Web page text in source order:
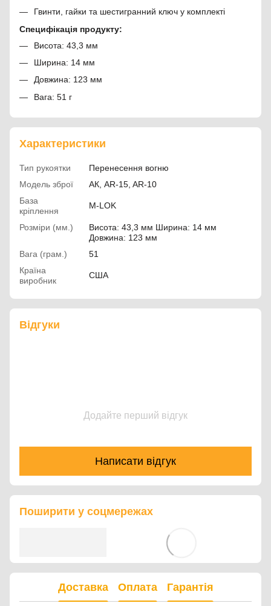
Гвинти, гайки та шестигранний ключ у комплекті
Специфікація продукту:
Висота: 43,3 мм
Ширина: 14 мм
Довжина: 123 мм
Вага: 51 г
Характеристики
Тип рукоятки
Перенесення вогню
Модель зброї
АК, AR-15, AR-10
База
кріплення
M-LOK
Розміри (мм.)
Висота: 43,3 мм Ширина: 14 мм
Довжина: 123 мм
Вага (грам.)
51
Країна
виробник
США
Відгуки
Додайте перший відгук
Написати відгук
Поширити у соцмережах
Доставка Оплата Гарантія